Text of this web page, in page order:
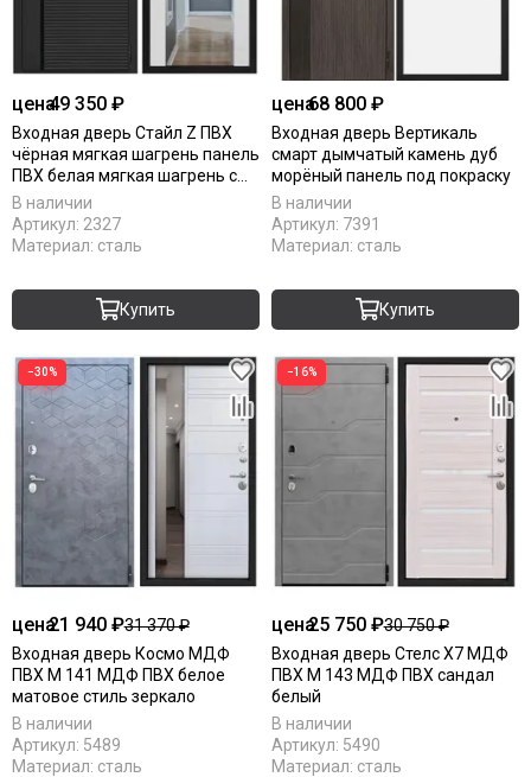
цена49 350 ₽
Входная дверь Стайл Z ПВХ
чёрная мягкая шагрень панель
ПВХ белая мягкая шагрень с
зеркалом Z
В наличии
Артикул: 2327
Материал: сталь
Купить
цена68 800 ₽
Входная дверь Вертикаль
смарт дымчатый камень дуб
морёный панель под покраску
В наличии
Артикул: 7391
Материал: сталь
Купить
−30%
цена21 940 ₽31 370 ₽
Входная дверь Космо МДФ
ПВХ М 141 МДФ ПВХ белое
матовое стиль зеркало
В наличии
Артикул: 5489
Материал: сталь
−16%
цена25 750 ₽30 750 ₽
Входная дверь Стелс Х7 МДФ
ПВХ М 143 МДФ ПВХ сандал
белый
В наличии
Артикул: 5490
Материал: сталь